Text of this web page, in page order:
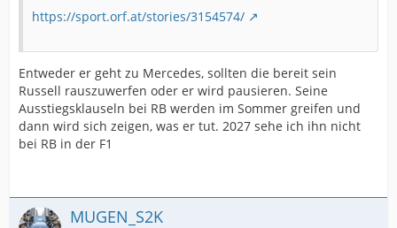
https://sport.orf.at/stories/3154574/
Entweder er geht zu Mercedes, sollten die bereit sein
Russell rauszuwerfen oder er wird pausieren. Seine
Ausstiegsklauseln bei RB werden im Sommer greifen und
dann wird sich zeigen, was er tut. 2027 sehe ich ihn nicht
bei RB in der F1
MUGEN_S2K